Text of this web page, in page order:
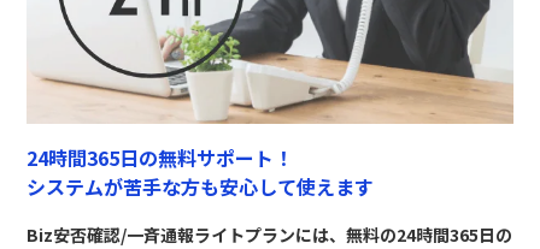
24時間365日の無料サポート！
システムが苦手な方も安心して使えます
Biz安否確認/一斉通報ライトプランには、無料の24時間365日の